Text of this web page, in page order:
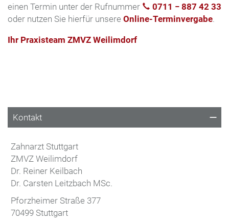
einen Termin unter der Rufnummer
0711 − 887 42 33
oder nutzen Sie hierfür unsere Online-Terminvergabe.
Ihr Praxisteam ZMVZ Weilimdorf
Kontakt
Zahnarzt Stuttgart
ZMVZ Weilimdorf
Dr. Reiner Keilbach
Dr. Carsten Leitzbach MSc.
Pforzheimer Straße 377
70499 Stuttgart